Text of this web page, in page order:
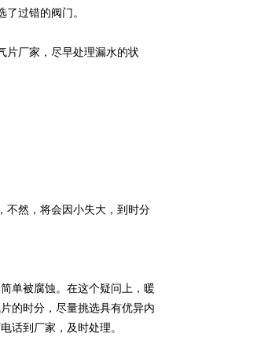
过错的阀门。
片厂家，尽早处理漏水的状
不然，将会因小失大，到时分
单被腐蚀。在这个疑问上，暖
的时分，尽量挑选具有优异内
话到厂家，及时处理。